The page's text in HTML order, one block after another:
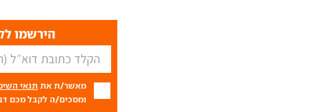
הירשמו
מאשר/ת את תנאי
ומסכים/ה לקבל מכם